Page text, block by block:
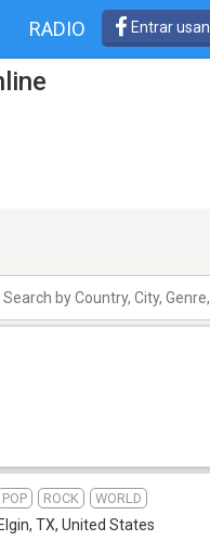
RADIO Entrar
POP ROCK WORLD
Elgin, TX, United States